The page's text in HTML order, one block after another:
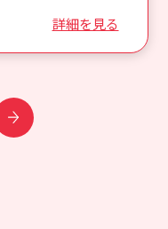
詳細を見る